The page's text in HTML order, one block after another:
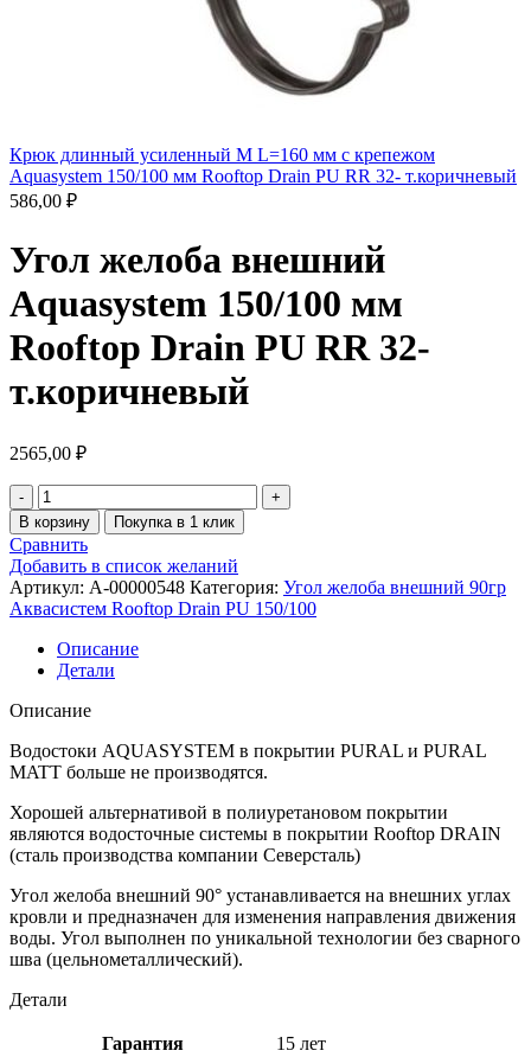
Крюк длинный усиленный М L=160 мм с крепежом
Aquasystem 150/100 мм Rooftop Drain PU RR 32- т.коричневый
586,00 ₽
Угол желоба внешний
Aquasystem 150/100 мм
Rooftop Drain PU RR 32-
т.коричневый
2565,00 ₽
В корзину Покупка в 1 клик
Сравнить
Добавить в список желаний
Артикул: A-00000548 Категория: Угол желоба внешний 90гр
Аквасистем Rooftop Drain PU 150/100
Описание
Детали
Описание
Водостоки AQUASYSTEM в покрытии PURAL и PURAL
MATT больше не производятся.
Хорошей альтернативой в полиуретановом покрытии
являются водосточные системы в покрытии Rooftop DRAIN
(сталь производства компании Северсталь)
Угол желоба внешний 90° устанавливается на внешних углах
кровли и предназначен для изменения направления движения
воды. Угол выполнен по уникальной технологии без сварного
шва (цельнометаллический).
Детали
Гарантия 15 лет